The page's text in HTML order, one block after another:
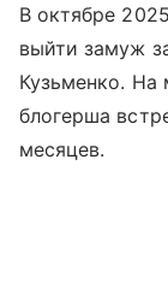
В октябре
выйти замуж
Кузьменко. На
блогерша
месяцев.